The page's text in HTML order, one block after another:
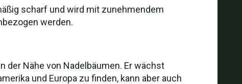
scharf und wird mit zunehmendem
werden.
der Nähe von Nadelbäumen. Er wächst
und Europa zu finden, kann aber auch